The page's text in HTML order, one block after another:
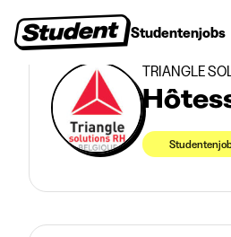
Studentenjobs
Studentenjobs>NAMUR
TRIANGLE